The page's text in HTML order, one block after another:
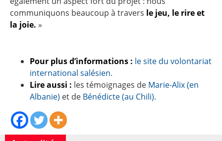
communiquons beaucoup à travers le jeu, le rire et
la joie. »
Pour plus d’informations : le site du volontariat
international salésien.
Lire aussi : les témoignages de Marie-Alix (en
Albanie) et de Bénédicte (au Chili).